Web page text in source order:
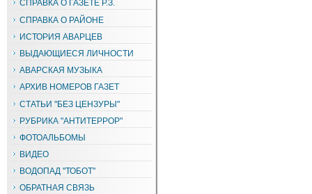
СПРАВКА О ГАЗЕТЕ Р.З.
СПРАВКА О РАЙОНЕ
ИСТОРИЯ АВАРЦЕВ
ВЫДАЮЩИЕСЯ ЛИЧНОСТИ
АВАРСКАЯ МУЗЫКА
АРХИВ НОМЕРОВ ГАЗЕТ
СТАТЬИ "БЕЗ ЦЕНЗУРЫ"
РУБРИКА "АНТИТЕРРОР"
ФОТОАЛЬБОМЫ
ВИДЕО
ВОДОПАД "ТОБОТ"
ОБРАТНАЯ СВЯЗЬ